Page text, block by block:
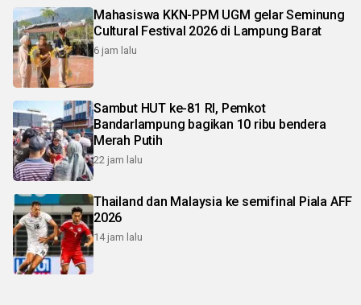
Mahasiswa KKN-PPM UGM gelar Seminung
Cultural Festival 2026 di Lampung Barat
6 jam lalu
Sambut HUT ke-81 RI, Pemkot
Bandarlampung bagikan 10 ribu bendera
Merah Putih
22 jam lalu
Thailand dan Malaysia ke semifinal Piala AFF
2026
14 jam lalu